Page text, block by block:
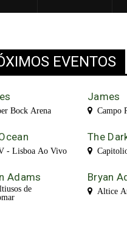
EVENTOS
Bock Arena
James
Campo
- Lisboa Ao Vivo
The
Adams
de
Bryan
Altice